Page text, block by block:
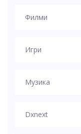
Филми
Игри
Музика
Dxnext